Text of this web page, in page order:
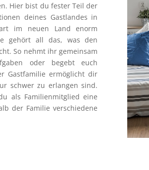
Hier bist du fester Teil der
deines Gastlandes in
im neuen Land enorm
gehört all das, was den
So nehmt ihr gemeinsam
oder begebt euch
Gastfamilie ermöglicht dir
schwer zu erlangen sind.
als Familienmitglied eine
der Familie verschiedene